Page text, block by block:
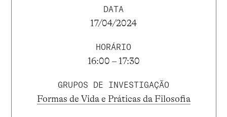
DATA
17/04/2024
HORÁRIO
16:00 – 17:30
GRUPOS DE INVESTIGAÇÃO
Formas de Vida e Práticas da Filosofia